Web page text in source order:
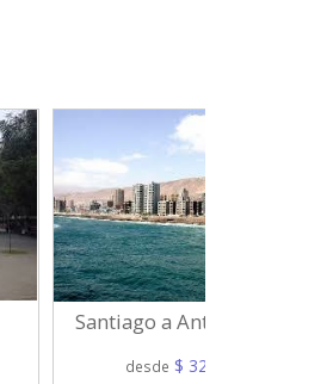
Santiago a Antofagasta
desde $ 32.000